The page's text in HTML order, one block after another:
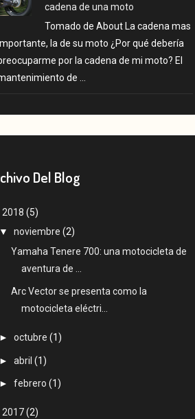
cadena de una moto
Tomado de About La cadena mas
la de su moto ¿Por qué debería
por la cadena de mi moto? El
de ...
Del Blog
2018 (5)
noviembre (2)
Yamaha Tenere 700: una motocicleta de
aventura de ...
Arc Vector se presenta como la
motocicleta eléctri...
octubre (1)
abril (1)
febrero (1)
2017(2)